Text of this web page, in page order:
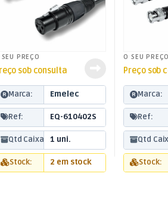
PREÇO
sob consulta
Marca: Emelec
Ref: EQ-610402S
Qtd Caixa: 1 uni.
Stock: 2 em stock
O SEU PREÇO
Preço sob
Marca:
Ref:
Qtd
Stock: